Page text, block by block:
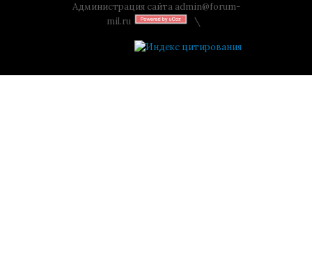
Администрация сайта admin@forum-
mil.ru